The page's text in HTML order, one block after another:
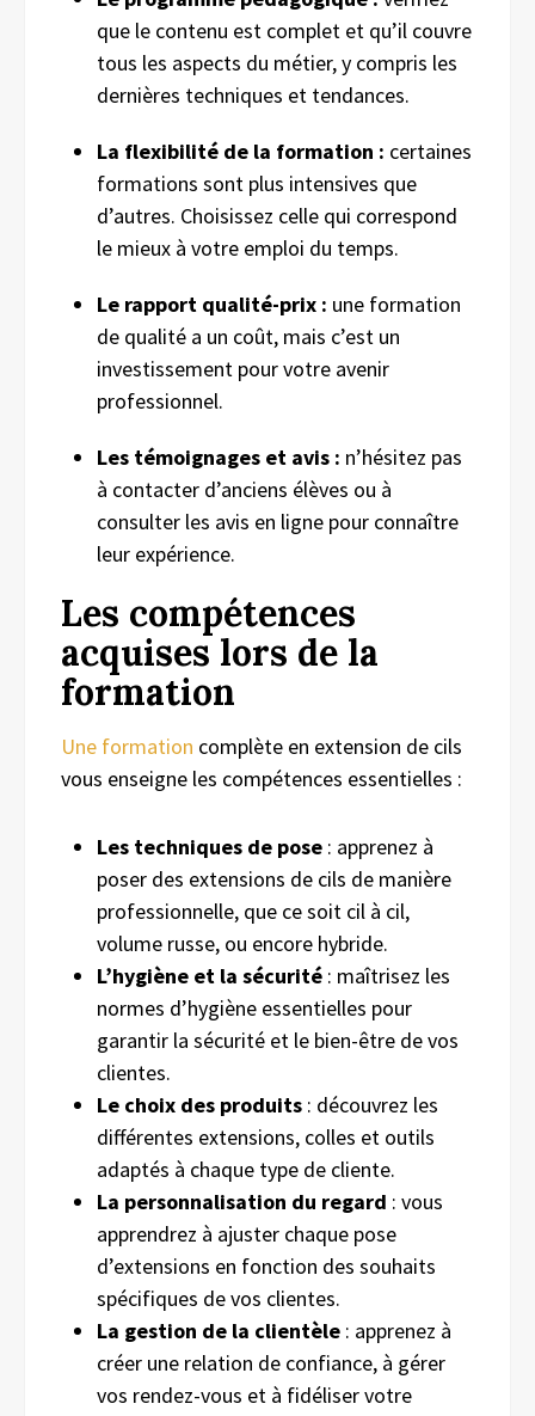
que le contenu est complet et qu’il couvre
tous les aspects du métier, y compris les
dernières techniques et tendances.
La flexibilité de la formation : certaines
formations sont plus intensives que
d’autres. Choisissez celle qui correspond
le mieux à votre emploi du temps.
Le rapport qualité-prix : une formation
de qualité a un coût, mais c’est un
investissement pour votre avenir
professionnel.
Les témoignages et avis : n’hésitez pas
à contacter d’anciens élèves ou à
consulter les avis en ligne pour connaître
leur expérience.
Les compétences
acquises lors de la
formation
Une formation complète en extension de cils
vous enseigne les compétences essentielles :
Les techniques de pose : apprenez à
poser des extensions de cils de manière
professionnelle, que ce soit cil à cil,
volume russe, ou encore hybride.
L’hygiène et la sécurité : maîtrisez les
normes d’hygiène essentielles pour
garantir la sécurité et le bien-être de vos
clientes.
Le choix des produits : découvrez les
différentes extensions, colles et outils
adaptés à chaque type de cliente.
La personnalisation du regard : vous
apprendrez à ajuster chaque pose
d’extensions en fonction des souhaits
spécifiques de vos clientes.
La gestion de la clientèle : apprenez à
créer une relation de confiance, à gérer
vos rendez-vous et à fidéliser votre